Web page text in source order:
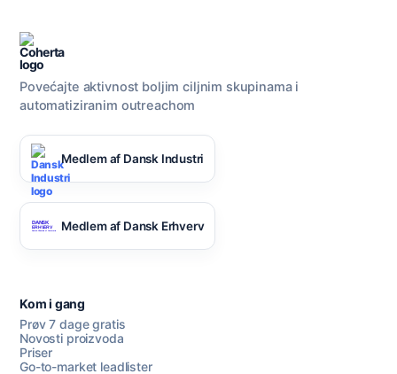
Povećajte aktivnost boljim ciljnim skupinama i
automatiziranim outreachom
Medlem af Dansk Industri
Medlem af Dansk Erhverv
Kom i gang
Prøv 7 dage gratis
Novosti proizvoda
Priser
Go-to-market leadlister